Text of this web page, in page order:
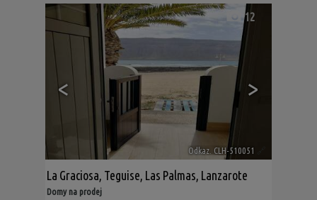
< >
12
Odkaz. CLH-510051
La Graciosa, Teguise, Las Palmas, Lanzarote
Domy na prodej